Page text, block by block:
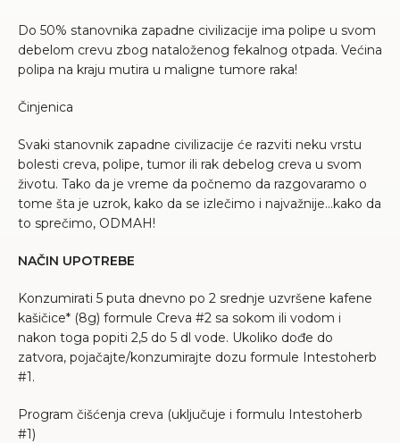
Do 50% stanovnika zapadne civilizacije ima polipe u svom
debelom crevu zbog nataloženog fekalnog otpada. Većina
polipa na kraju mutira u maligne tumore raka!
Činjenica
Svaki stanovnik zapadne civilizacije će razviti neku vrstu
bolesti creva, polipe, tumor ili rak debelog creva u svom
životu. Tako da je vreme da počnemo da razgovaramo o
tome šta je uzrok, kako da se izlečimo i najvažnije…kako da
to sprečimo, ODMAH!
NAČIN UPOTREBE
Konzumirati 5 puta dnevno po 2 srednje uzvršene kafene
kašičice* (8g) formule Creva #2 sa sokom ili vodom i
nakon toga popiti 2,5 do 5 dl vode. Ukoliko dođe do
zatvora, pojačajte/konzumirajte dozu formule Intestoherb
#1.
Program čišćenja creva (uključuje i formulu Intestoherb
#1)